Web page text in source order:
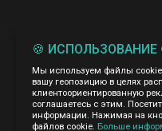
Администрация
Мы ценим
правила
подробней о
🍪 ИСПОЛЬЗОВАНИЕ
Мы используем файлы
вашу геопозицию в целях
клиентоориентированную
соглашаетесь с этим.
информации. Нажимая на
файлов cookie. Больше